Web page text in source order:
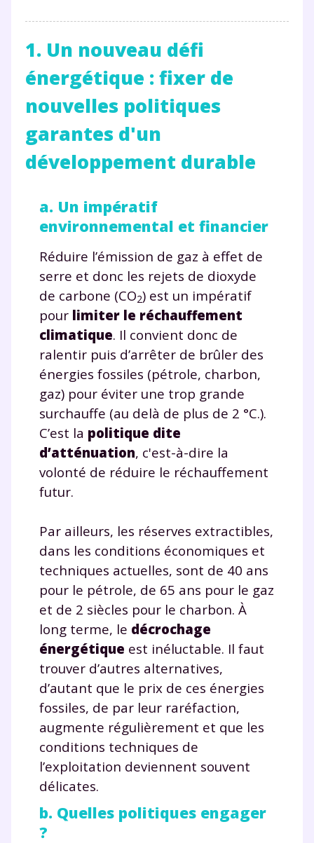
1. Un nouveau défi
énergétique : fixer de
nouvelles politiques
garantes d'un
développement durable
a. Un impératif
environnemental et financier
Réduire l’émission de gaz à effet de
serre et donc les rejets de dioxyde
de carbone (CO2) est un impératif
pour limiter le réchauffement
climatique. Il convient donc de
ralentir puis d’arrêter de brûler des
énergies fossiles (pétrole, charbon,
gaz) pour éviter une trop grande
surchauffe (au delà de plus de 2 °C.).
C’est la politique dite
d’atténuation, c'est-à-dire la
volonté de réduire le réchauffement
futur.
Par ailleurs, les réserves extractibles,
dans les conditions économiques et
techniques actuelles, sont de 40 ans
pour le pétrole, de 65 ans pour le gaz
et de 2 siècles pour le charbon. À
long terme, le décrochage
énergétique est inéluctable. Il faut
trouver d’autres alternatives,
d’autant que le prix de ces énergies
fossiles, de par leur raréfaction,
augmente régulièrement et que les
conditions techniques de
l’exploitation deviennent souvent
délicates.
b. Quelles politiques engager
?